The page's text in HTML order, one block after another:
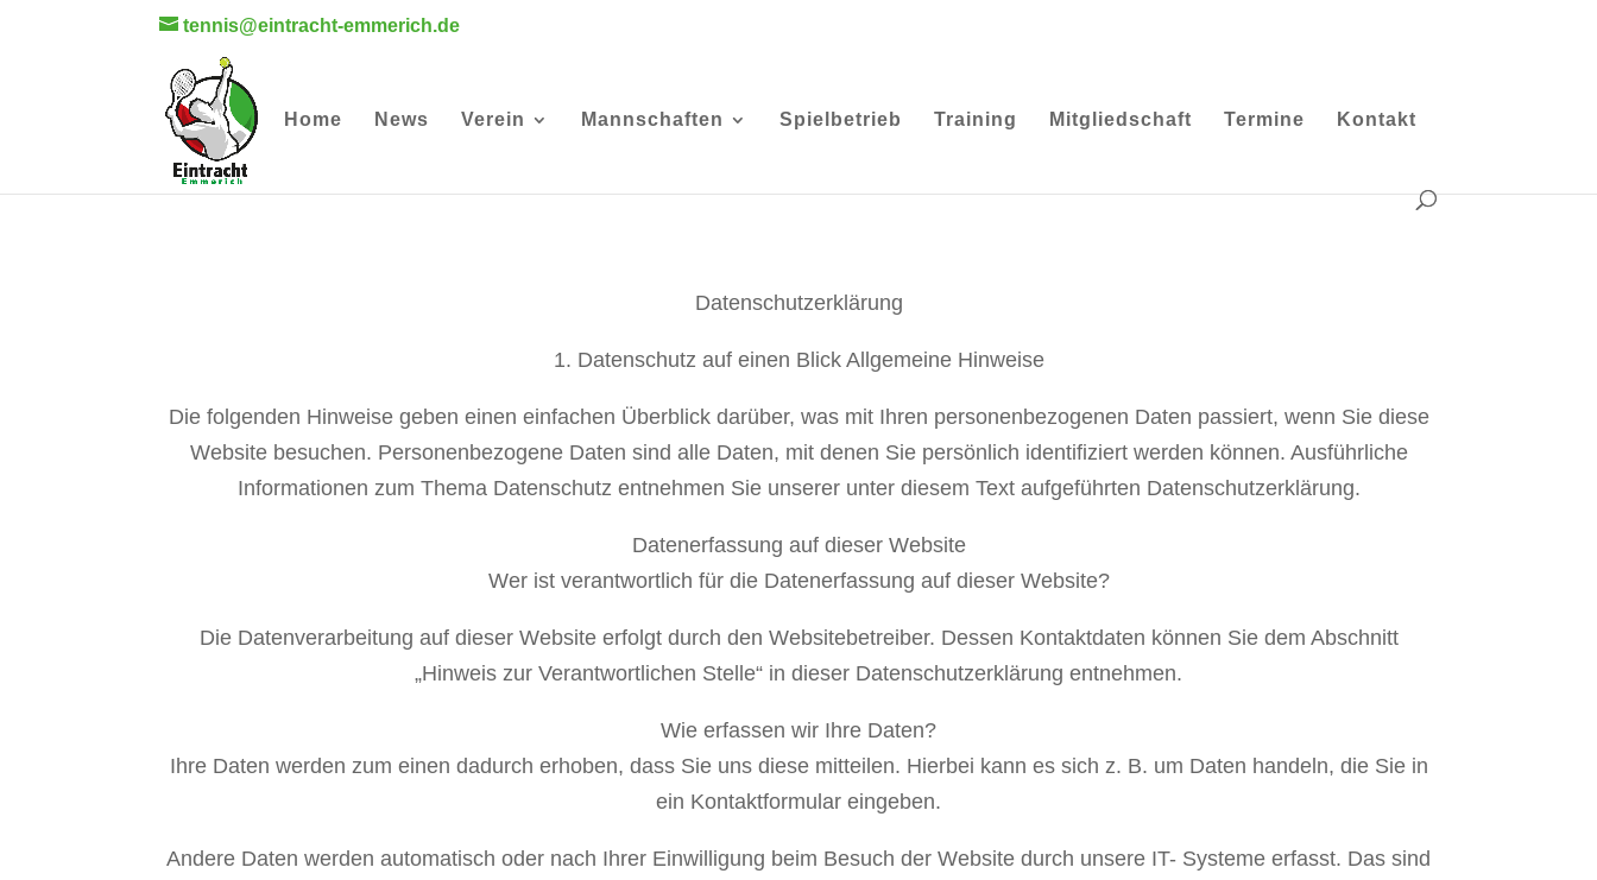
tennis@eintracht-emmerich.de
Home News Verein Mannschaften Spielbetrieb Training Mitgliedschaft Termine Kontakt
Datenschutzerklärung
1. Datenschutz auf einen Blick Allgemeine Hinweise
Die folgenden Hinweise geben einen einfachen Überblick darüber, was mit Ihren personenbezogenen Daten passiert, wenn Sie diese
Website besuchen. Personenbezogene Daten sind alle Daten, mit denen Sie persönlich identifiziert werden können. Ausführliche
Informationen zum Thema Datenschutz entnehmen Sie unserer unter diesem Text aufgeführten Datenschutzerklärung.
Datenerfassung auf dieser Website
Wer ist verantwortlich für die Datenerfassung auf dieser Website?
Die Datenverarbeitung auf dieser Website erfolgt durch den Websitebetreiber. Dessen Kontaktdaten können Sie dem Abschnitt
„Hinweis zur Verantwortlichen Stelle“ in dieser Datenschutzerklärung entnehmen.
Wie erfassen wir Ihre Daten?
Ihre Daten werden zum einen dadurch erhoben, dass Sie uns diese mitteilen. Hierbei kann es sich z. B. um Daten handeln, die Sie in
ein Kontaktformular eingeben.
Andere Daten werden automatisch oder nach Ihrer Einwilligung beim Besuch der Website durch unsere IT- Systeme erfasst. Das sind